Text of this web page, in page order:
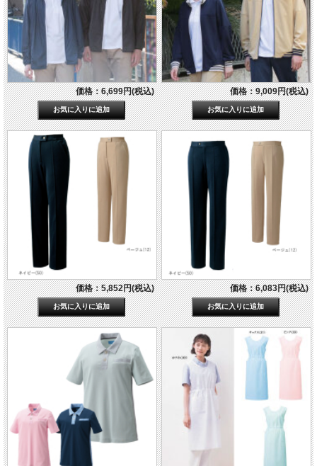
価格：6,699円(税込) 価格：9,009円(税込)
価格：5,852円(税込) 価格：6,083円(税込)